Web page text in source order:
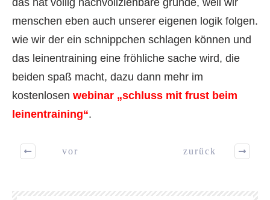
menschen eben auch unserer eigenen logik folgen.
wie wir der ein schnippchen schlagen können und
das leinentraining eine fröhliche sache wird, die
beiden spaß macht, dazu dann mehr im
kostenlosen webinar „schluss mit frust beim
leinentraining“.
vor zurück